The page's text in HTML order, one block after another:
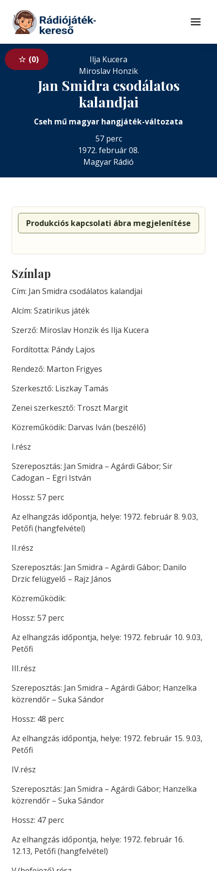
Tovább a tartalomhoz
Menü
0
Ilja Kucera
Miroslav Honzik
Jan Smidra csodálatos
kalandjai
Cseh mű magyar hangjáték-változata
57 perc
1972. február 08.
Magyar Rádió
Produkciós kapcsolati ábra megjelenítése
Színlap
Cím: Jan Smidra csodálatos kalandjai
Alcím: Szatirikus játék
Szerző: Miroslav Honzik és Ilja Kucera
Fordította: Pándy Lajos
Rendező: Marton Frigyes
Szerkesztő: Liszkay Tamás
Zenei szerkesztő: Troszt Margit
Közreműködik: Darvas Iván (beszélő)
I.rész
Szereposztás: Jan Smidra – Agárdi Gábor; Sir
Cadogan – Egri István
Hossz: 57 perc
Az elhangzás időpontja, helye: 1972. február 8. 9.03,
Petőfi (hangfelvétel)
II.rész
Szereposztás: Jan Smidra – Agárdi Gábor; Danilo
Drzic felügyelő – Rajz János
Közreműködik:
Hossz: 57 perc
Az elhangzás időpontja, helye: 1972. február 10. 9.03,
Petőfi
III.rész
Szereposztás: Jan Smidra – Agárdi Gábor; Hanzelka
közrendőr – Suka Sándor
Hossz: 48 perc
Az elhangzás időpontja, helye: 1972. február 15. 9.03,
Petőfi
IV.rész
Szereposztás: Jan Smidra – Agárdi Gábor; Hanzelka
közrendőr – Suka Sándor
Hossz: 47 perc
Az elhangzás időpontja, helye: 1972. február 16.
12.13, Petőfi (hangfelvétel)